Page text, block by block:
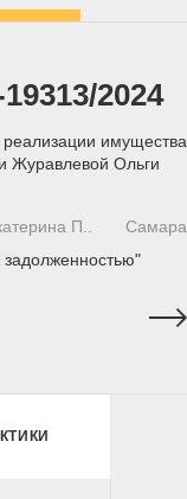
2024
имущества
Журавлевой Ольги
П..
Самара